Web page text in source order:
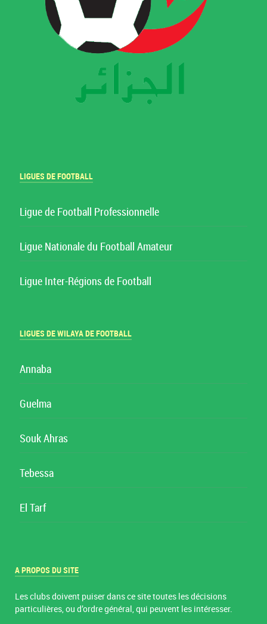
LIGUES DE FOOTBALL
Ligue de Football Professionnelle
Ligue Nationale du Football Amateur
Ligue Inter-Régions de Football
LIGUES DE WILAYA DE FOOTBALL
Annaba
Guelma
Souk Ahras
Tebessa
El Tarf
A PROPOS DU SITE
Les clubs doivent puiser dans ce site toutes les décisions
particulières, ou d’ordre général, qui peuvent les intéresser.